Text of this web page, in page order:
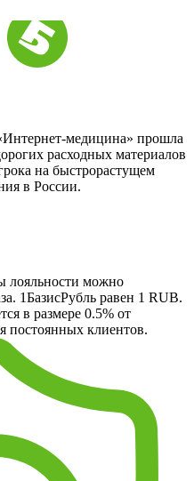
медицина» прошла
расходных материалов
на быстрорастущем
в России.
лояльности можно
1БазисРубль равен 1 RUB.
в размере 0.5% от
постоянных клиентов.